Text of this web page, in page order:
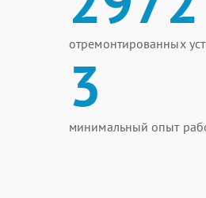
отремонтированных
3
минимальный опыт